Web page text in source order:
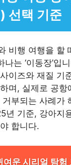
선택 기준
비행 여행을 할
는 ‘이동장’입
이즈와 재질 기
며, 실제로 공항
부되는 사례가
년 기준, 강아지
합니다.
여운 시리얼 탐험